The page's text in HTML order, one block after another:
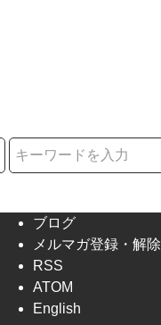
ブログ
メルマガ登録・解除
RSS
ATOM
English